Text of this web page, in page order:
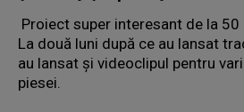
Proiect super interesant de la 50
La două luni după ce au lansat
au lansat și videoclipul pentru
piesei.